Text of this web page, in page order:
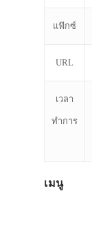
แฟ๊กซ์
URL
เวลา
ทำการ
เมนู